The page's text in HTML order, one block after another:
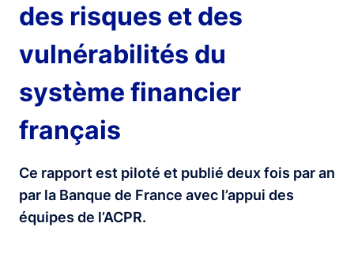
des risques et des
vulnérabilités du
système financier
français
Ce rapport est piloté et publié deux fois par an
par la Banque de France avec l’appui des
équipes de l’ACPR.